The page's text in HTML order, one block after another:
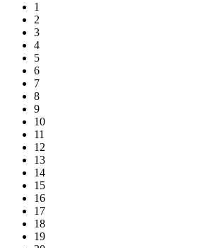
1
2
3
4
5
6
7
8
9
10
11
12
13
14
15
16
17
18
19